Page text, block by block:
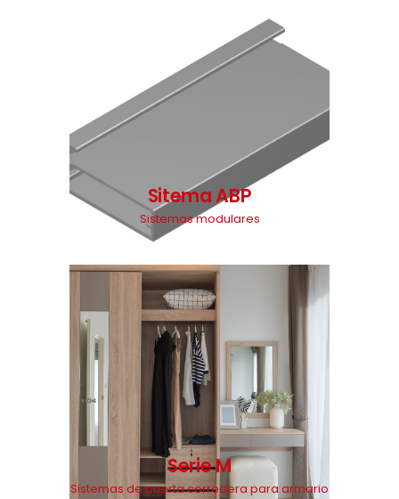
Sitema ABP
Sistemas modulares
Serie M
Sistemas de puerta corredera para armario